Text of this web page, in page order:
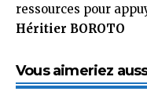
ressources pour
Héritier BOROTO
Vous aimeriez